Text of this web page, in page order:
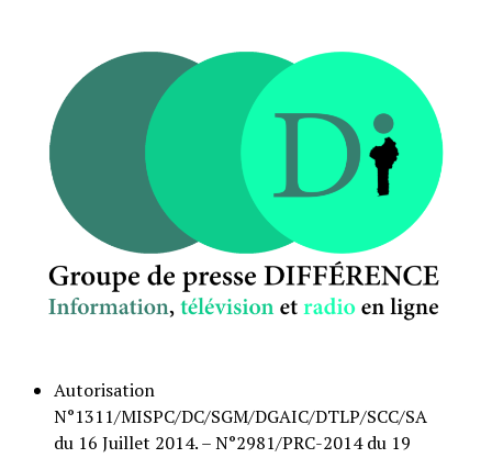
Autorisation
N°1311/MISPC/DC/SGM/DGAIC/DTLP/SCC/SA
du 16 Juillet 2014. – N°2981/PRC-2014 du 19